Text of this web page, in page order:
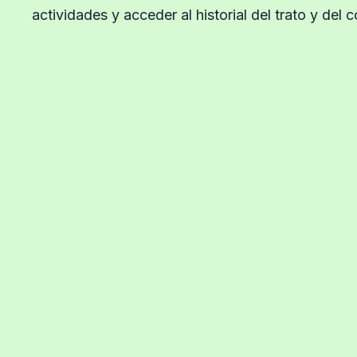
actividades y acceder al historial del trato y del